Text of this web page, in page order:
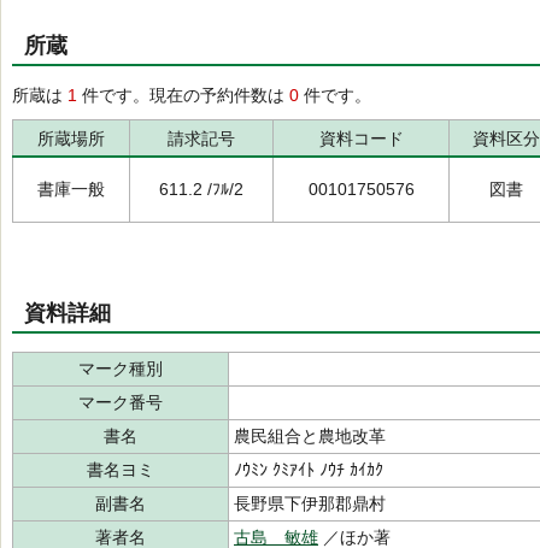
所蔵
所蔵は 1 件です。現在の予約件数は 0 件です。
所蔵場所 請求記号 資料コード 資料区分
書庫一般 611.2 /ﾌﾙ/2 00101750576 図書
資料詳細
マーク種別
マーク番号
書名
農民組合と農地改革
書名ヨミ
ﾉｳﾐﾝ ｸﾐｱｲﾄ ﾉｳﾁ ｶｲｶｸ
副書名
長野県下伊那郡鼎村
著者名
古島 敏雄 ／ほか著